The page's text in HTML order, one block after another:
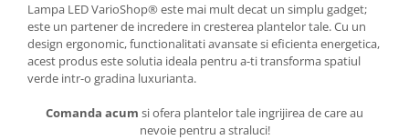
Lampa LED VarioShop® este mai mult decat un simplu gadget;
este un partener de incredere in cresterea plantelor tale. Cu un
design ergonomic, functionalitati avansate si eficienta energetica,
acest produs este solutia ideala pentru a-ti transforma spatiul
verde intr-o gradina luxurianta.
Comanda acum si ofera plantelor tale ingrijirea de care au
nevoie pentru a straluci!